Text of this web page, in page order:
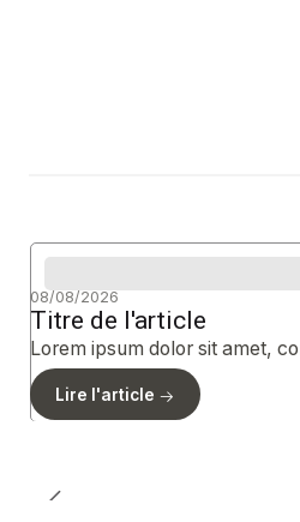
08/08/2026
Titre de l'article
Lorem ipsum dolor sit amet,
Lire l'article